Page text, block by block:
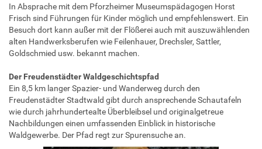
In Absprache mit dem Pforzheimer Museumspädagogen Horst
Frisch sind Führungen für Kinder möglich und empfehlenswert. Ein
Besuch dort kann außer mit der Flößerei auch mit auszuwählenden
alten Handwerksberufen wie Feilenhauer, Drechsler, Sattler,
Goldschmied usw. bekannt machen.
Der Freudenstädter Waldgeschichtspfad
Ein 8,5 km langer Spazier- und Wanderweg durch den
Freudenstädter Stadtwald gibt durch ansprechende Schautafeln
wie durch jahrhundertealte Überbleibsel und originalgetreue
Nachbildungen einen umfassenden Einblick in historische
Waldgewerbe. Der Pfad regt zur Spurensuche an.